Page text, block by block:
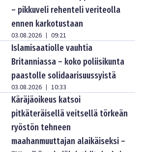
– pikkuveli rehenteli veriteolla
ennen karkotustaan
03.08.2026 | 09:21
Islamisaatiolle vauhtia
Britanniassa – koko poliisikunta
paastolle solidaarisuussyistä
03.08.2026 | 10:33
Käräjäoikeus katsoi
pitkäteräisellä veitsellä törkeän
ryöstön tehneen
maahanmuuttajan alaikäiseksi –